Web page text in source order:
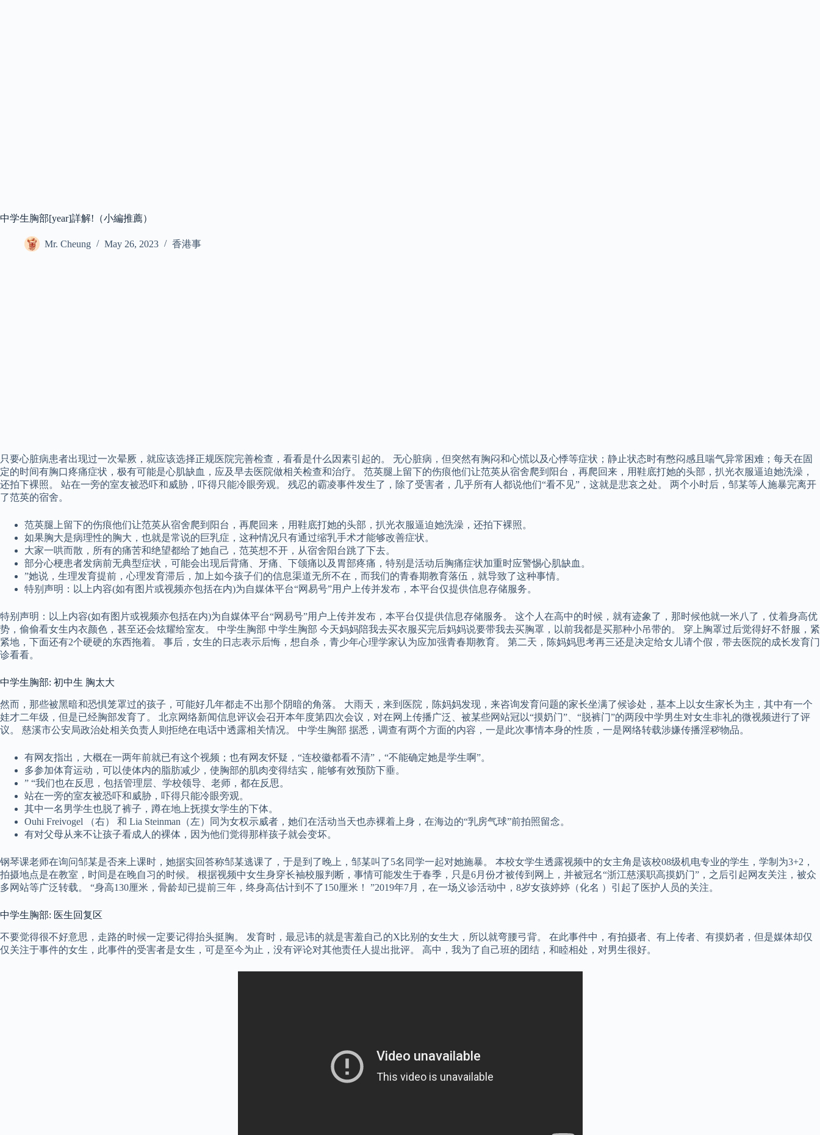
中学生胸部[year]詳解!（小編推薦）
Mr. Cheung May 26, 2023 香港事
只要心脏病患者出现过一次晕厥，就应该选择正规医院完善检查，看看是什么因素引起的。 无心脏病，但突然有胸闷和心慌以及心悸等症状；静止状态时有憋闷感且喘气异常困难；每天在固
定的时间有胸口疼痛症状，极有可能是心肌缺血，应及早去医院做相关检查和治疗。 范英腿上留下的伤痕他们让范英从宿舍爬到阳台，再爬回来，用鞋底打她的头部，扒光衣服逼迫她洗澡，
还拍下裸照。 站在一旁的室友被恐吓和威胁，吓得只能冷眼旁观。 残忍的霸凌事件发生了，除了受害者，几乎所有人都说他们“看不见”，这就是悲哀之处。 两个小时后，邹某等人施暴完离开
了范英的宿舍。
范英腿上留下的伤痕他们让范英从宿舍爬到阳台，再爬回来，用鞋底打她的头部，扒光衣服逼迫她洗澡，还拍下裸照。
如果胸大是病理性的胸大，也就是常说的巨乳症，这种情况只有通过缩乳手术才能够改善症状。
大家一哄而散，所有的痛苦和绝望都给了她自己，范英想不开，从宿舍阳台跳了下去。
部分心梗患者发病前无典型症状，可能会出现后背痛、牙痛、下颌痛以及胃部疼痛，特别是活动后胸痛症状加重时应警惕心肌缺血。
”她说，生理发育提前，心理发育滞后，加上如今孩子们的信息渠道无所不在，而我们的青春期教育落伍，就导致了这种事情。
特别声明：以上内容(如有图片或视频亦包括在内)为自媒体平台“网易号”用户上传并发布，本平台仅提供信息存储服务。
特别声明：以上内容(如有图片或视频亦包括在内)为自媒体平台“网易号”用户上传并发布，本平台仅提供信息存储服务。 这个人在高中的时候，就有迹象了，那时候他就一米八了，仗着身高优
势，偷偷看女生内衣颜色，甚至还会炫耀给室友。 中学生胸部 中学生胸部 今天妈妈陪我去买衣服买完后妈妈说要带我去买胸罩，以前我都是买那种小吊带的。 穿上胸罩过后觉得好不舒服，紧
紧地，下面还有2个硬硬的东西拖着。 事后，女生的日志表示后悔，想自杀，青少年心理学家认为应加强青春期教育。 第二天，陈妈妈思考再三还是决定给女儿请个假，带去医院的成长发育门
诊看看。
中学生胸部: 初中生 胸太大
然而，那些被黑暗和恐惧笼罩过的孩子，可能好几年都走不出那个阴暗的角落。 大雨天，来到医院，陈妈妈发现，来咨询发育问题的家长坐满了候诊处，基本上以女生家长为主，其中有一个
娃才二年级，但是已经胸部发育了。 北京网络新闻信息评议会召开本年度第四次会议，对在网上传播广泛、被某些网站冠以“摸奶门”、“脱裤门”的两段中学男生对女生非礼的微视频进行了评
议。 慈溪市公安局政治处相关负责人则拒绝在电话中透露相关情况。 中学生胸部 据悉，调查有两个方面的内容，一是此次事情本身的性质，一是网络转载涉嫌传播淫秽物品。
有网友指出，大概在一两年前就已有这个视频；也有网友怀疑，“连校徽都看不清”，“不能确定她是学生啊”。
多参加体育运动，可以使体内的脂肪减少，使胸部的肌肉变得结实，能够有效预防下垂。
” “我们也在反思，包括管理层、学校领导、老师，都在反思。
站在一旁的室友被恐吓和威胁，吓得只能冷眼旁观。
其中一名男学生也脱了裤子，蹲在地上抚摸女学生的下体。
Ouhi Freivogel （右） 和 Lia Steinman（左）同为女权示威者，她们在活动当天也赤裸着上身，在海边的“乳房气球”前拍照留念。
有对父母从来不让孩子看成人的裸体，因为他们觉得那样孩子就会变坏。
钢琴课老师在询问邹某是否来上课时，她据实回答称邹某逃课了，于是到了晚上，邹某叫了5名同学一起对她施暴。 本校女学生透露视频中的女主角是该校08级机电专业的学生，学制为3+2，
拍摄地点是在教室，时间是在晚自习的时候。 根据视频中女生身穿长袖校服判断，事情可能发生于春季，只是6月份才被传到网上，并被冠名“浙江慈溪职高摸奶门”，之后引起网友关注，被众
多网站等广泛转载。 “身高130厘米，骨龄却已提前三年，终身高估计到不了150厘米！ ”2019年7月，在一场义诊活动中，8岁女孩婷婷（化名 ）引起了医护人员的关注。
中学生胸部: 医生回复区
不要觉得很不好意思，走路的时候一定要记得抬头挺胸。 发育时，最忌讳的就是害羞自己的X比别的女生大，所以就弯腰弓背。 在此事件中，有拍摄者、有上传者、有摸奶者，但是媒体却仅
仅关注于事件的女生，此事件的受害者是女生，可是至今为止，没有评论对其他责任人提出批评。 高中，我为了自己班的团结，和睦相处，对男生很好。